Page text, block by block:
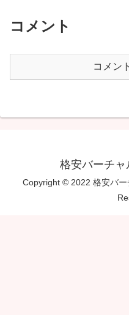
コメント
コメン
格安バーチ
Copyright © 2022 格安バ